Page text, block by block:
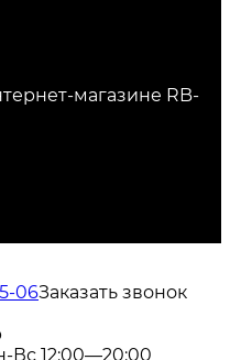
магазине RB-
06Заказать звонок
Вс 12:00—20:00